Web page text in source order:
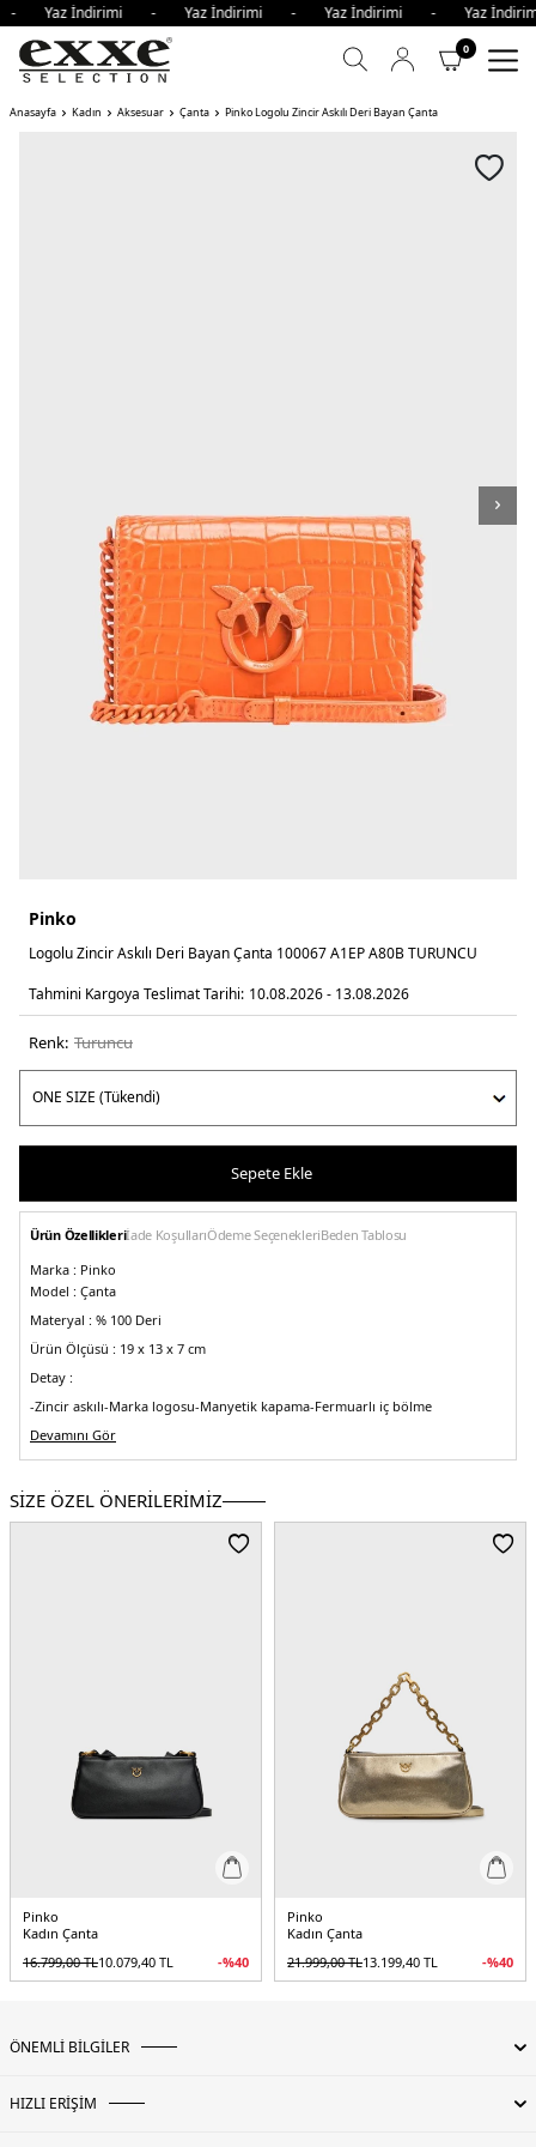
- Yaz İndirimi - Yaz İndirimi - Yaz İndirimi - Yaz
0
Anasayfa Kadın Aksesuar Çanta Pinko Logolu Zincir Askılı Deri Bayan Çanta
Pinko
Logolu Zincir Askılı Deri Bayan Çanta 100067 A1EP A80B TURUNCU
Tahmini Kargoya Teslimat Tarihi: 10.08.2026 - 13.08.2026
Renk: turuncu
Sepete Ekle
Ürün Özellikleriİade KoşullarıÖdeme SeçenekleriBeden Tablosu
Marka : Pinko
Model : Çanta
Materyal : % 100 Deri
Ürün Ölçüsü : 19 x 13 x 7 cm
Detay :
-Zincir askılı-Marka logosu-Manyetik kapama-Fermuarlı iç bölme
Üretim Yeri :Vietnam
5DE2100067A1EPA80B.113
Devamını Gör
SİZE ÖZEL ÖNERİLERİMİZ
Pinko
Kadın Çanta
16.799,00TL10.079,40 TL -%40
Pinko
Kadın Çanta
21.999,00TL13.199,40 TL -%40
ÖNEMLİ BİLGİLER
HIZLI ERİŞİM